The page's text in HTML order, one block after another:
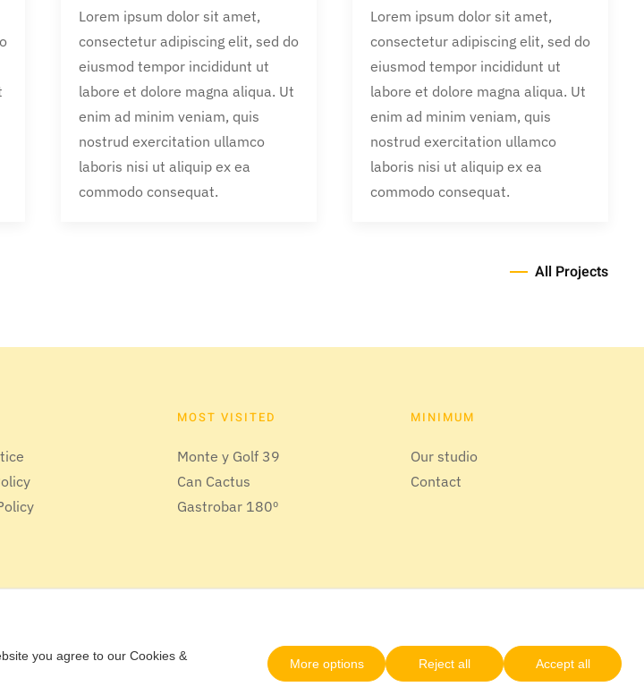
Lorem ipsum dolor sit amet,
consectetur adipiscing elit, sed do
eiusmod tempor incididunt ut
labore et dolore magna aliqua. Ut
enim ad minim veniam, quis
nostrud exercitation ullamco
laboris nisi ut aliquip ex ea
commodo consequat.
Lorem ipsum dolor sit amet,
consectetur adipiscing elit, sed do
eiusmod tempor incididunt ut
labore et dolore magna aliqua. Ut
enim ad minim veniam, quis
nostrud exercitation ullamco
laboris nisi ut aliquip ex ea
commodo consequat.
All Projects
MOST VISITED
Monte y Golf 39
Can Cactus
Gastrobar 180º
MINIMUM
Our studio
Contact
you agree to our Cookies &
More options Reject all Accept all